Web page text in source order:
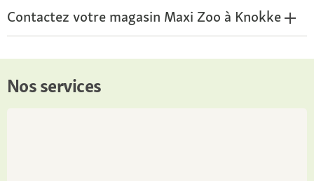
Contactez votre magasin Maxi Zoo à Knokke
Nos services